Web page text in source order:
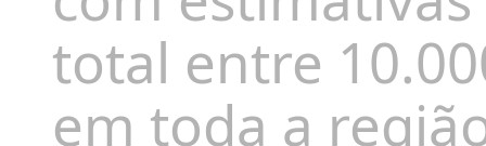
total entre
em toda a